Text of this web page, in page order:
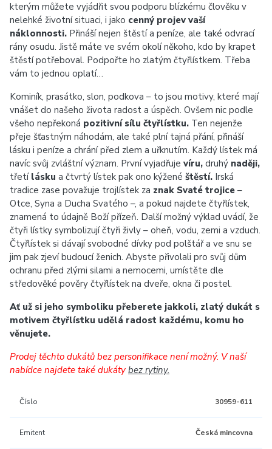
kterým můžete vyjádřit svou podporu blízkému člověku v
nelehké životní situaci, i jako cenný projev vaší
náklonnosti. Přináší nejen štěstí a peníze, ale také odvrací
rány osudu. Jistě máte ve svém okolí někoho, kdo by krapet
štěstí potřeboval. Podpořte ho zlatým čtyřlístkem. Třeba
vám to jednou oplatí…
Kominík, prasátko, slon, podkova – to jsou motivy, které mají
vnášet do našeho života radost a úspěch. Ovšem nic podle
všeho nepřekoná pozitivní sílu čtyřlístku. Ten nejenže
přeje šťastným náhodám, ale také plní tajná přání, přináší
lásku i peníze a chrání před zlem a uřknutím. Každý lístek má
navíc svůj zvláštní význam. První vyjadřuje víru, druhý naději,
třetí lásku a čtvrtý lístek pak ono kýžené štěstí. Irská
tradice zase považuje trojlístek za znak Svaté trojice –
Otce, Syna a Ducha Svatého –, a pokud najdete čtyřlístek,
znamená to údajně Boží přízeň. Další možný výklad uvádí, že
čtyři lístky symbolizují čtyři živly – oheň, vodu, zemi a vzduch.
Čtyřlístek si dávají svobodné dívky pod polštář a ve snu se
jim pak zjeví budoucí ženich. Abyste přivolali pro svůj dům
ochranu před zlými silami a nemocemi, umístěte dle
středověké pověry čtyřlístek na dveře, okna či postel.
Ať už si jeho symboliku přeberete jakkoli, zlatý dukát s
motivem čtyřlístku udělá radost každému, komu ho
věnujete.
Prodej těchto dukátů bez personifikace není možný. V naší
nabídce najdete také dukáty bez rytiny.
Číslo 30959-611
Emitent Česká mincovna